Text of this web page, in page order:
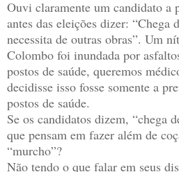
Ouvi claramente um candidato a
antes das eleições dizer: “Chega
necessita de outras obras”. Um
Colombo foi inundada por
postos de saúde, queremos
decidisse isso fosse somente a
postos de saúde.
Se os candidatos dizem, “chega
que pensam em fazer além de
“murcho”?
Não tendo o que falar em seus